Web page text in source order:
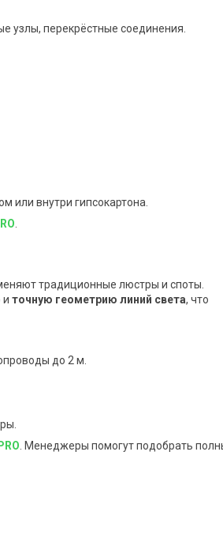
узлы, перекрёстные соединения.
или внутри гипсокартона.
.
традиционные люстры и споты.
и точную геометрию линий света, что
до 2 м.
. Менеджеры помогут подобрать